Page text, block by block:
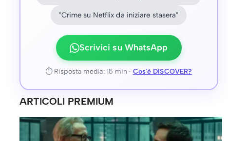
"Crime su Netflix da iniziare stasera"
Scrivici su WhatsApp
⏱ Risposta media: 15 min · Cos'è DISCOVER?
ARTICOLI PREMIUM